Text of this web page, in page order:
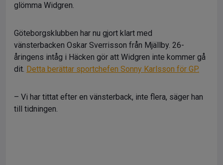
glömma Widgren.
Göteborgsklubben har nu gjort klart med
vänsterbacken Oskar Sverrisson från Mjällby. 26-
åringens intåg i Häcken gör att Widgren inte kommer gå
dit. Detta berättar sportchefen Sonny Karlsson för GP.
– Vi har tittat efter en vänsterback, inte flera, säger han
till tidningen.